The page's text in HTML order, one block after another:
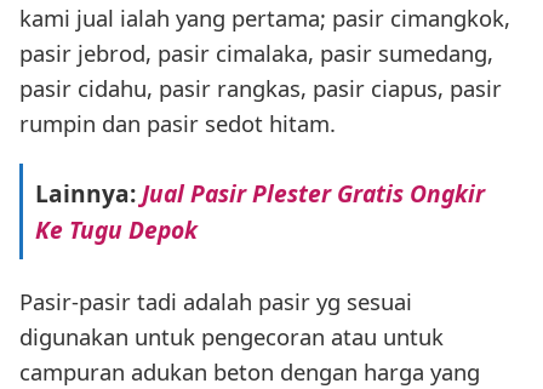
kami jual ialah yang pertama; pasir cimangkok,
pasir jebrod, pasir cimalaka, pasir sumedang,
pasir cidahu, pasir rangkas, pasir ciapus, pasir
rumpin dan pasir sedot hitam.
Lainnya:Jual Pasir Plester Gratis Ongkir
Ke Tugu Depok
Pasir-pasir tadi adalah pasir yg sesuai
digunakan untuk pengecoran atau untuk
campuran adukan beton dengan harga yang